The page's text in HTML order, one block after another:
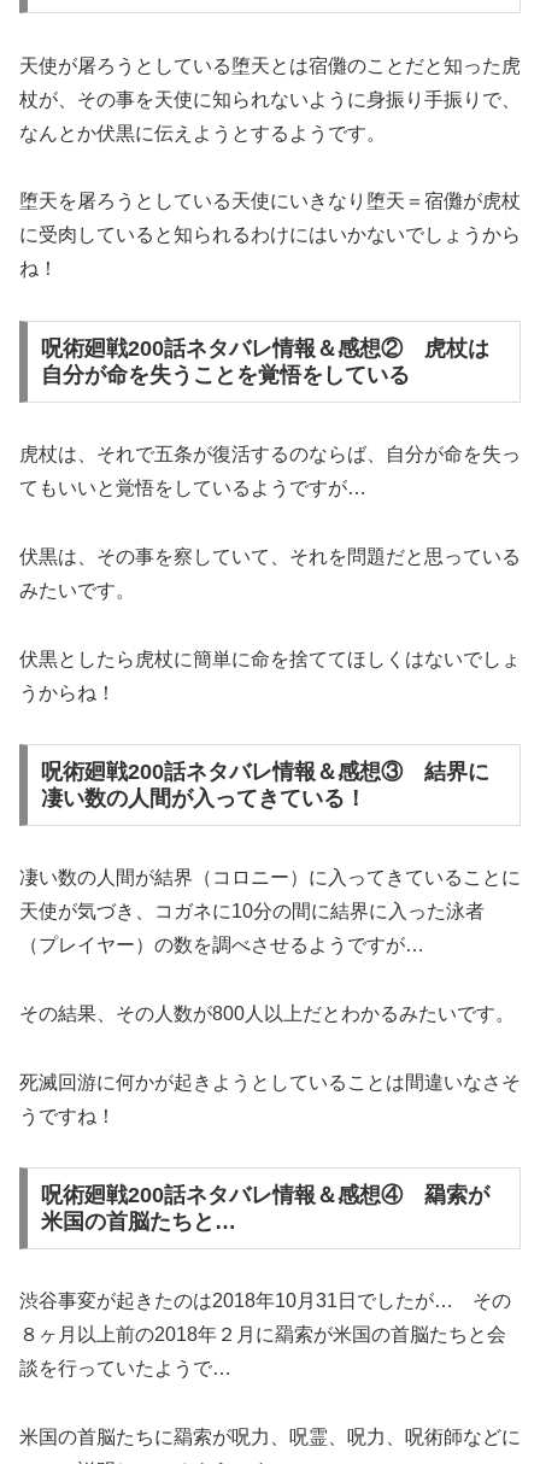
天使が屠ろうとしている堕天とは宿儺のことだと知った虎
杖が、その事を天使に知られないように身振り手振りで、
なんとか伏黒に伝えようとするようです。
堕天を屠ろうとしている天使にいきなり堕天＝宿儺が虎杖
に受肉していると知られるわけにはいかないでしょうから
ね！
呪術廻戦200話ネタバレ情報＆感想② 虎杖は
自分が命を失うことを覚悟をしている
虎杖は、それで五条が復活するのならば、自分が命を失っ
てもいいと覚悟をしているようですが…
伏黒は、その事を察していて、それを問題だと思っている
みたいです。
伏黒としたら虎杖に簡単に命を捨ててほしくはないでしょ
うからね！
呪術廻戦200話ネタバレ情報＆感想③ 結界に
凄い数の人間が入ってきている！
凄い数の人間が結界（コロニー）に入ってきていることに
天使が気づき、コガネに10分の間に結界に入った泳者
（プレイヤー）の数を調べさせるようですが…
その結果、その人数が800人以上だとわかるみたいです。
死滅回游に何かが起きようとしていることは間違いなさそ
うですね！
呪術廻戦200話ネタバレ情報＆感想④ 羂索が
米国の首脳たちと…
渋谷事変が起きたのは2018年10月31日でしたが… その
８ヶ月以上前の2018年２月に羂索が米国の首脳たちと会
談を行っていたようで…
米国の首脳たちに羂索が呪力、呪霊、呪力、呪術師などに